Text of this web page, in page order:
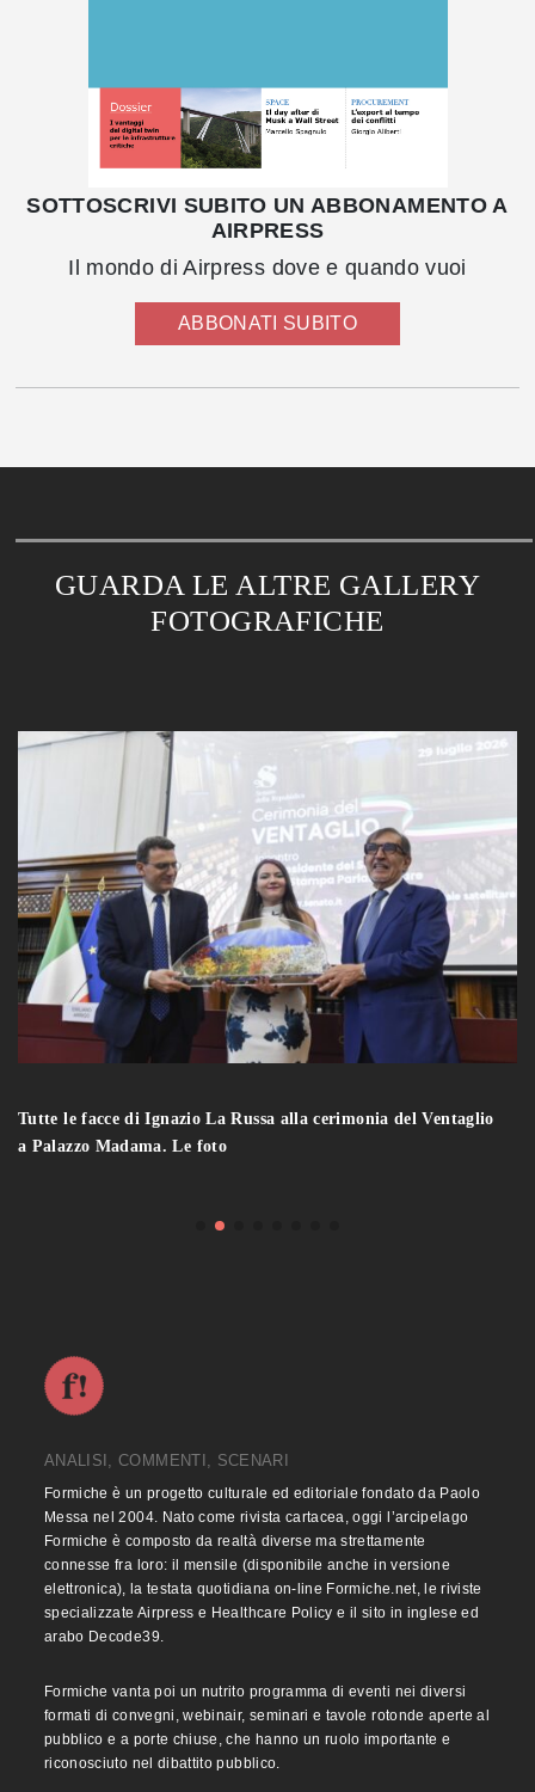
SOTTOSCRIVI SUBITO UN ABBONAMENTO A
AIRPRESS
Il mondo di Airpress dove e quando vuoi
ABBONATI SUBITO
GUARDA LE ALTRE GALLERY
FOTOGRAFICHE
Tutte le facce di Ignazio La Russa alla cerimonia del Ventaglio
a Palazzo Madama. Le foto
ANALISI, COMMENTI, SCENARI
Formiche è un progetto culturale ed editoriale fondato da Paolo
Messa nel 2004. Nato come rivista cartacea, oggi l’arcipelago
Formiche è composto da realtà diverse ma strettamente
connesse fra loro: il mensile (disponibile anche in versione
elettronica), la testata quotidiana on-line Formiche.net, le riviste
specializzate Airpress e Healthcare Policy e il sito in inglese ed
arabo Decode39.
Formiche vanta poi un nutrito programma di eventi nei diversi
formati di convegni, webinair, seminari e tavole rotonde aperte al
pubblico e a porte chiuse, che hanno un ruolo importante e
riconosciuto nel dibattito pubblico.